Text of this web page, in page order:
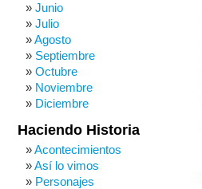
Junio
Julio
Agosto
Septiembre
Octubre
Noviembre
Diciembre
Haciendo Historia
Acontecimientos
Así lo vimos
Personajes